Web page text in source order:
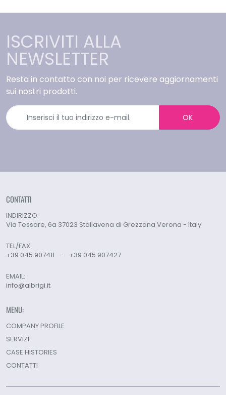
ISCRIVITI ALLA
NEWSLETTER
Resta in contatto con noi per ricevere aggiornamenti
sui nostri prodotti.
OK
CONTATTI
INDIRIZZO:
Via Tessare, 6a 37023 Stallavena di Grezzana Verona - Italy
TEL/FAX:
+39 045 907411
- +39 045 907427
EMAIL:
info@albrigi.it
MENU:
COMPANY PROFILE
SERVIZI
CASE HISTORIES
CONTATTI